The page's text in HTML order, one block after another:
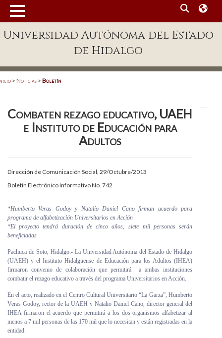
Enlaces
Patronato
Acreditación Internacional
Aspirantes
Personal
Alumni
Visitantes
Universidad Autónoma del Estado
de Hidalgo
> Noticias > Boletín
Combaten rezago educativo, UAEH
e Instituto de Educación para
Adultos
Dirección de Comunicación Social, 29/Octubre/2013
Boletín Electrónico Informativo No. 742
*Humberto Veras Godoy y Natalio Daniel Cano firman acuerdo para
programa de alfabetización Universitarios en Acción
*El proyecto tendrá duración de cinco años; siete mil personas serán
beneficiadas
Pachuca de Soto, Hidalgo.- La Universidad Autónoma del Estado de Hidalgo
(UAEH) y el Instituto Hidalguense de Educación para los Adultos (IHEA)
firmaron convenio de colaboración que permitirá a ambas instituciones
combatir el rezago educativo a través del programa Universitarios en Acción.
En el acto, realizado en el Centro Cultural Universitario “La Garza”, Humberto
Veras Godoy, rector de la UAEH y Natalio Daniel Cano, director general del
IHEA firmaron el acuerdo que permitirá a los dos organismos alfabetizar al
menos a 7 mil personas de las 170 mil que lo necesitan y están registradas en la
entidad.